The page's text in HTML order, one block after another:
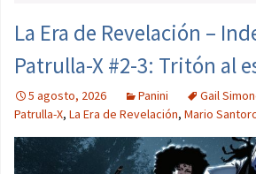
La Era de Revelación –
Patrulla-X #2-3: Tritón al
5 agosto, 2026 Panini Gail
Patrulla-X, La Era de Revelación, Mario